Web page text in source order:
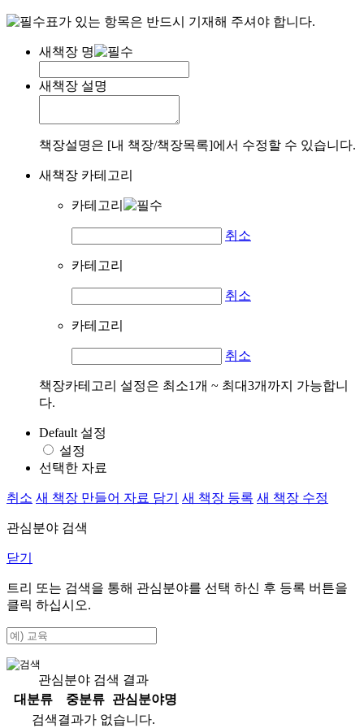
표가 있는 항목은 반드시 기재해 주셔야 합니다.
새책장 명
새책장 설명
책장설명은 [내 책장/책장목록]에서 수정할 수 있습니다.
새책장 카테고리
카테고리
취소
카테고리
취소
카테고리
취소
책장카테고리 설정은 최소1개 ~ 최대3개까지 가능합니
다.
Default 설정
설정
선택한 자료
취소 새 책장 만들어 자료 담기 새 책장 등록 새 책장 수정
관심분야 검색
닫기
트리 또는 검색을 통해 관심분야를 선택 하신 후 등록 버튼을
클릭 하십시오.
관심분야 검색 결과
대분류
중분류
관심분야명
검색결과가 없습니다.